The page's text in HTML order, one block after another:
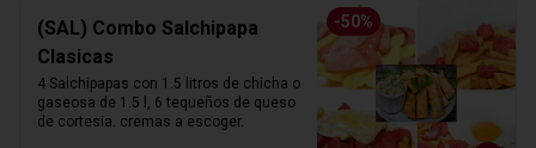
-50%
(SAL) Combo Salchipapa
Clasicas
4 Salchipapas con 1.5 litros de chicha o
gaseosa de 1.5 l, 6 tequeños de queso
de cortesia. cremas a escoger.